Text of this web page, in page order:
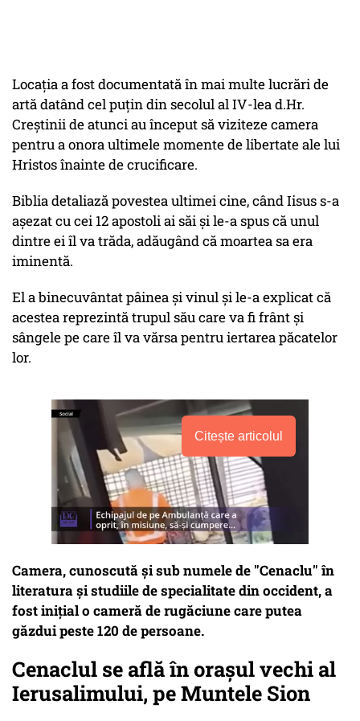
Locația a fost documentată în mai multe lucrări de
artă datând cel puțin din secolul al IV-lea d.Hr.
Creștinii de atunci au început să viziteze camera
pentru a onora ultimele momente de libertate ale lui
Hristos înainte de crucificare.
Biblia detaliază povestea ultimei cine, când Iisus s-a
așezat cu cei 12 apostoli ai săi și le-a spus că unul
dintre ei îl va trăda, adăugând că moartea sa era
iminentă.
El a binecuvântat pâinea și vinul și le-a explicat că
acestea reprezintă trupul său care va fi frânt și
sângele pe care îl va vărsa pentru iertarea păcatelor
lor.
Citește articolul
Camera, cunoscută și sub numele de "Cenaclu" în
literatura și studiile de specialitate din occident, a
fost inițial o cameră de rugăciune care putea
găzdui peste 120 de persoane.
Cenaclul se află în orașul vechi al
Ierusalimului, pe Muntele Sion